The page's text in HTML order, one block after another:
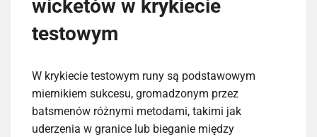
wicketów w krykiecie
testowym
W krykiecie testowym runy są podstawowym
miernikiem sukcesu, gromadzonym przez
batsmenów różnymi metodami, takimi jak
uderzenia w granice lub bieganie między